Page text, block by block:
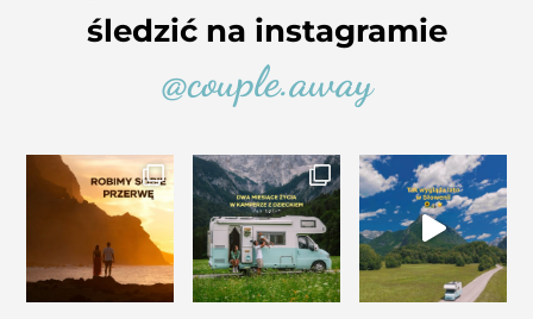
śledzić na instagramie
@couple.away